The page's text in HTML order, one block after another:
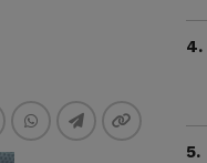
4.
5.